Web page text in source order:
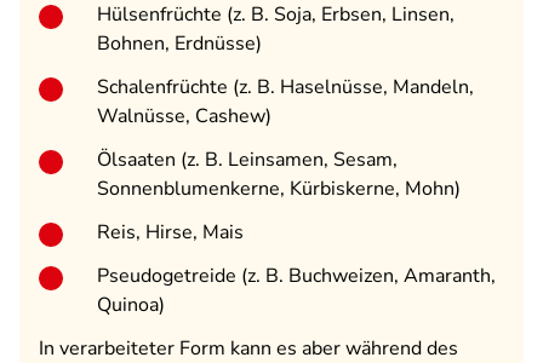
Hülsenfrüchte (z. B. Soja, Erbsen, Linsen,
Bohnen, Erdnüsse)
Schalenfrüchte (z. B. Haselnüsse, Mandeln,
Walnüsse, Cashew)
Ölsaaten (z. B. Leinsamen, Sesam,
Sonnenblumenkerne, Kürbiskerne, Mohn)
Reis, Hirse, Mais
Pseudogetreide (z. B. Buchweizen, Amaranth,
Quinoa)
In verarbeiteter Form kann es aber während des